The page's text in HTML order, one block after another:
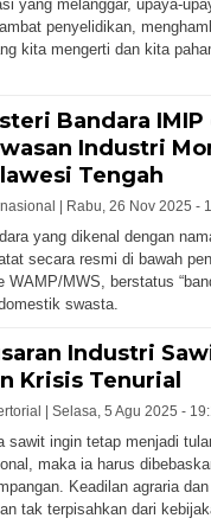
yang melanggar, upaya-
penyelidikan,
kita mengerti dan kita
Bandara
Industri
Tengah
| Rabu, 26 Nov 2025 -
yang dikenal dengan
secara resmi di bawah
WAMP/MWS, berstatus
swasta.
Industri
Krisis Tenurial
| Selasa, 5 Agu 2025 -
sawit ingin tetap menjadi
maka ia harus
Keadilan agraria
tak terpisahkan dari